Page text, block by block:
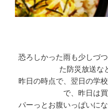
恐ろしかった雨も少しづ
た防災放送な
昨日の時点で、翌日の学
で、昨日は
パーっとお腹いっぱいに